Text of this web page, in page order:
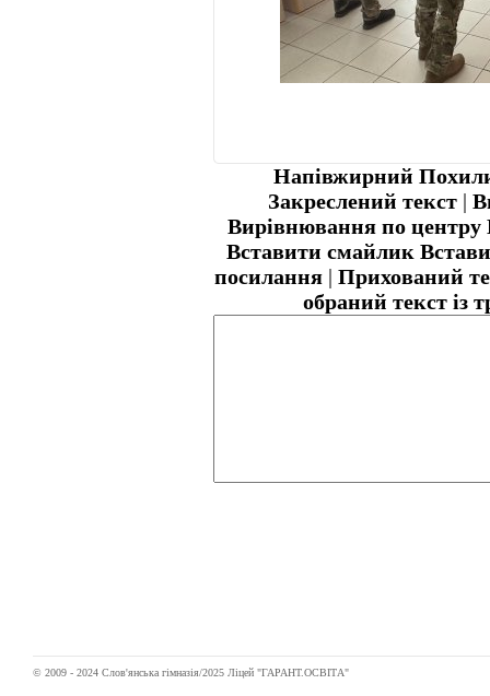
Напівжирний
Закреслений текст |
Вирівнювання по центру
Вставити смайлик
посилання | Прихований
обраний текст із
© 2009 - 2024 Слов'янська гімназія/2025 Ліцей "ГАРАНТ.ОСВІТА"